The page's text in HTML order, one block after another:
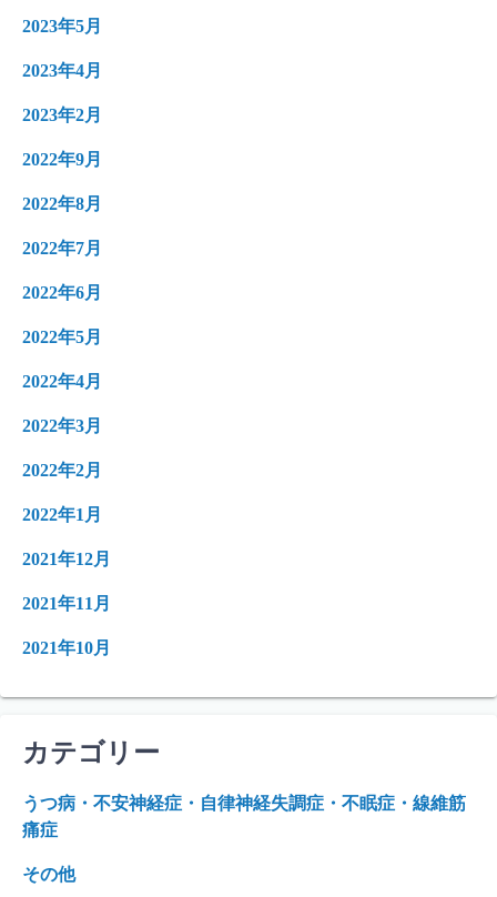
2023年5月
2023年4月
2023年2月
2022年9月
2022年8月
2022年7月
2022年6月
2022年5月
2022年4月
2022年3月
2022年2月
2022年1月
2021年12月
2021年11月
2021年10月
カテゴリー
うつ病・不安神経症・自律神経失調症・不眠症・線維筋
痛症
その他